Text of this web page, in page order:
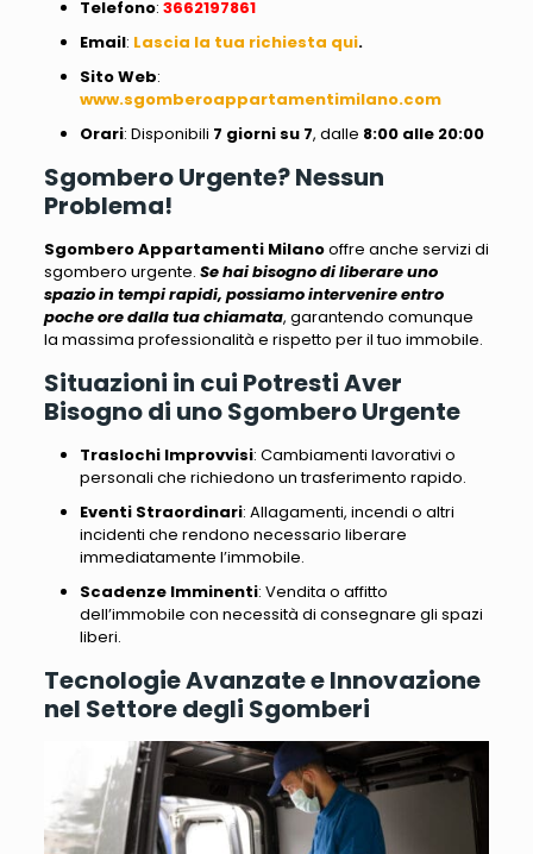
Telefono: 3662197861
Email: Lascia la tua richiesta qui.
SitoWeb:
www.sgomberoappartamentimilano.com
Orari: Disponibili 7 giorni su 7, dalle 8:00 alle 20:00
Sgombero Urgente? Nessun
Problema!
Sgombero Appartamenti Milanooffre anche servizi di
sgombero urgente. Se hai bisogno di liberare uno
spazio in tempi rapidi, possiamo intervenire entro
poche ore dalla tua chiamata, garantendo comunque
la massima professionalità e rispetto per il tuo immobile.
Situazioni in cui Potresti Aver
Bisogno di uno Sgombero Urgente
Traslochi Improvvisi: Cambiamenti lavorativi o
personali che richiedono un trasferimento rapido.
Eventi Straordinari: Allagamenti, incendi o altri
incidenti che rendono necessario liberare
immediatamente l’immobile.
Scadenze Imminenti: Vendita o affitto
dell’immobile con necessità di consegnare gli spazi
liberi.
Tecnologie Avanzate e Innovazione
nel Settore degli Sgomberi